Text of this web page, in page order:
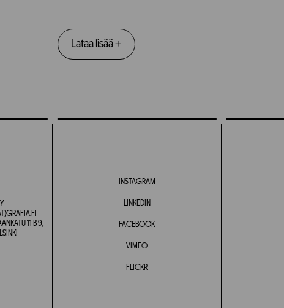
Lataa lisää+
11 B 9,
INSTAGRAM
LINKEDIN
FACEBOOK
VIMEO
FLICKR